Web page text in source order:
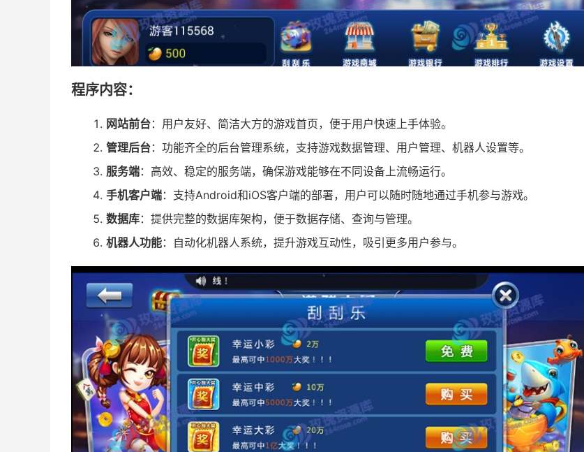
程序内容：
网站前台：用户友好、简洁大方的游戏首页，便于用户快速上手体验。
管理后台：功能齐全的后台管理系统，支持游戏数据管理、用户管理、机器人设置等。
服务端：高效、稳定的服务端，确保游戏能够在不同设备上流畅运行。
手机客户端：支持Android和iOS客户端的部署，用户可以随时随地通过手机参与游戏。
数据库：提供完整的数据库架构，便于数据存储、查询与管理。
机器人功能：自动化机器人系统，提升游戏互动性，吸引更多用户参与。